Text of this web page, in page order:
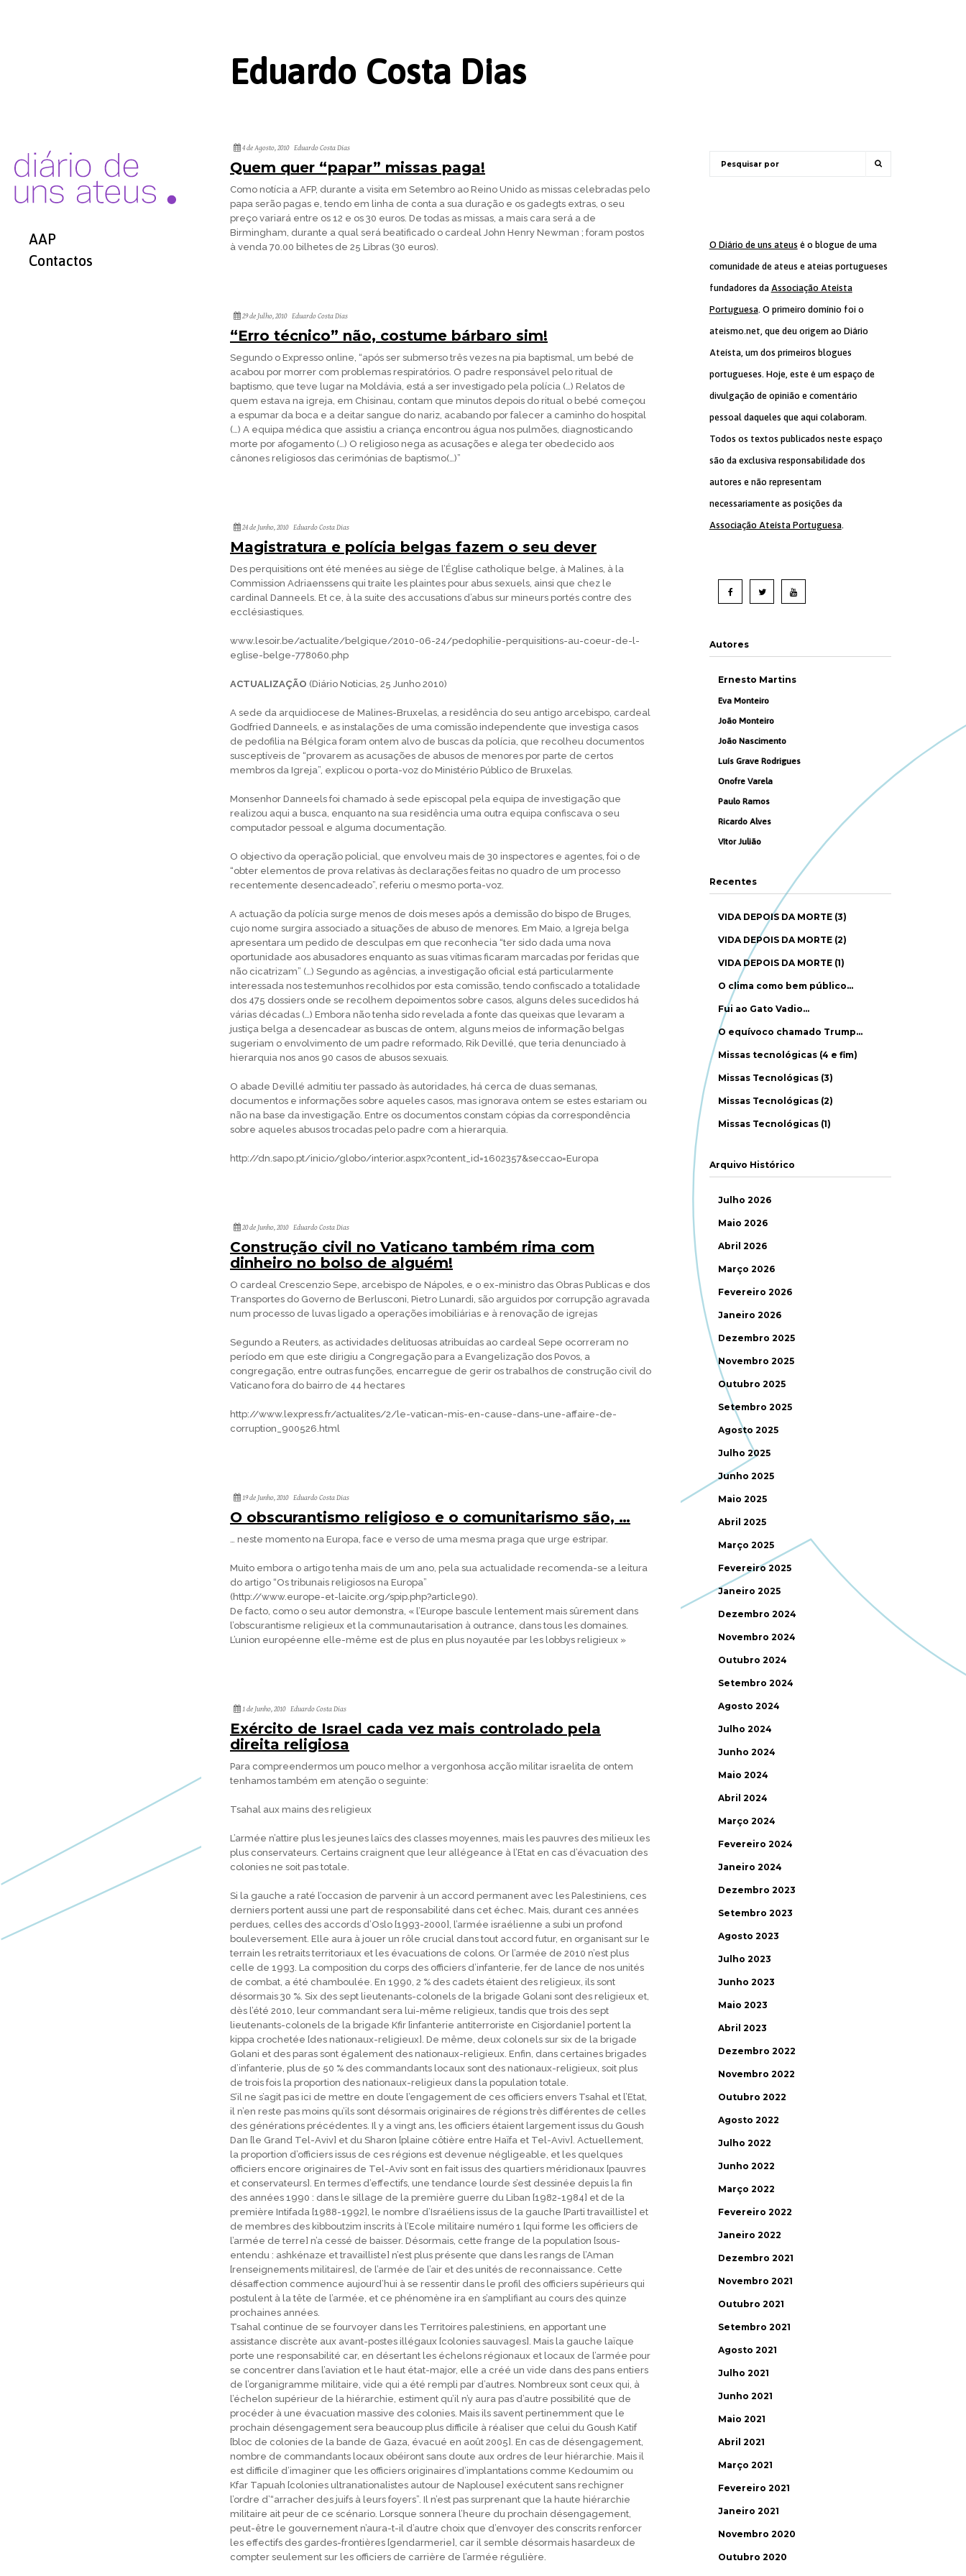
AAP
Contactos
Eduardo Costa Dias
4 de Agosto, 2010 Eduardo Costa Dias
Quem quer “papar” missas paga!
Como notícia a AFP, durante a visita em Setembro ao Reino Unido as missas celebradas pelo
papa serão pagas e, tendo em linha de conta a sua duração e os gadegts extras, o seu
preço variará entre os 12 e os 30 euros. De todas as missas, a mais cara será a de
Birmingham, durante a qual será beatificado o cardeal John Henry Newman ; foram postos
à venda 70.00 bilhetes de 25 Libras (30 euros).
29 de Julho, 2010 Eduardo Costa Dias
“Erro técnico” não, costume bárbaro sim!
Segundo o Expresso online, “após ser submerso três vezes na pia baptismal, um bebé de
acabou por morrer com problemas respiratórios. O padre responsável pelo ritual de
baptismo, que teve lugar na Moldávia, está a ser investigado pela polícia (…) Relatos de
quem estava na igreja, em Chisinau, contam que minutos depois do ritual o bebé começou
a espumar da boca e a deitar sangue do nariz, acabando por falecer a caminho do hospital
(…) A equipa médica que assistiu a criança encontrou água nos pulmões, diagnosticando
morte por afogamento (…) O religioso nega as acusações e alega ter obedecido aos
cânones religiosos das cerimónias de baptismo(…)”
24 de Junho, 2010 Eduardo Costa Dias
Magistratura e polícia belgas fazem o seu dever
Des perquisitions ont été menées au siège de l’Église catholique belge, à Malines, à la
Commission Adriaenssens qui traite les plaintes pour abus sexuels, ainsi que chez le
cardinal Danneels. Et ce, à la suite des accusations d’abus sur mineurs portés contre des
ecclésiastiques.
www.lesoir.be/actualite/belgique/2010-06-24/pedophilie-perquisitions-au-coeur-de-l-
eglise-belge-778060.php
ACTUALIZAÇÃO (Diário Noticias, 25 Junho 2010)
A sede da arquidiocese de Malines-Bruxelas, a residência do seu antigo arcebispo, cardeal
Godfried Danneels, e as instalações de uma comissão independente que investiga casos
de pedofilia na Bélgica foram ontem alvo de buscas da polícia, que recolheu documentos
susceptíveis de “provarem as acusações de abusos de menores por parte de certos
membros da Igreja”, explicou o porta-voz do Ministério Público de Bruxelas.
Monsenhor Danneels foi chamado à sede episcopal pela equipa de investigação que
realizou aqui a busca, enquanto na sua residência uma outra equipa confiscava o seu
computador pessoal e alguma documentação.
O objectivo da operação policial, que envolveu mais de 30 inspectores e agentes, foi o de
“obter elementos de prova relativas às declarações feitas no quadro de um processo
recentemente desencadeado”, referiu o mesmo porta-voz.
A actuação da polícia surge menos de dois meses após a demissão do bispo de Bruges,
cujo nome surgira associado a situações de abuso de menores. Em Maio, a Igreja belga
apresentara um pedido de desculpas em que reconhecia “ter sido dada uma nova
oportunidade aos abusadores enquanto as suas vítimas ficaram marcadas por feridas que
não cicatrizam” (…) Segundo as agências, a investigação oficial está particularmente
interessada nos testemunhos recolhidos por esta comissão, tendo confiscado a totalidade
dos 475 dossiers onde se recolhem depoimentos sobre casos, alguns deles sucedidos há
várias décadas (…) Embora não tenha sido revelada a fonte das queixas que levaram a
justiça belga a desencadear as buscas de ontem, alguns meios de informação belgas
sugeriam o envolvimento de um padre reformado, Rik Devillé, que teria denunciado à
hierarquia nos anos 90 casos de abusos sexuais.
O abade Devillé admitiu ter passado às autoridades, há cerca de duas semanas,
documentos e informações sobre aqueles casos, mas ignorava ontem se estes estariam ou
não na base da investigação. Entre os documentos constam cópias da correspondência
sobre aqueles abusos trocadas pelo padre com a hierarquia.
http://dn.sapo.pt/inicio/globo/interior.aspx?content_id=1602357&seccao=Europa
20 de Junho, 2010 Eduardo Costa Dias
Construção civil no Vaticano também rima com
dinheiro no bolso de alguém!
O cardeal Crescenzio Sepe, arcebispo de Nápoles, e o ex-ministro das Obras Publicas e dos
Transportes do Governo de Berlusconi, Pietro Lunardi, são arguidos por corrupção agravada
num processo de luvas ligado a operações imobiliárias e à renovação de igrejas
Segundo a Reuters, as actividades delituosas atribuídas ao cardeal Sepe ocorreram no
período em que este dirigiu a Congregação para a Evangelização dos Povos, a
congregação, entre outras funções, encarregue de gerir os trabalhos de construção civil do
Vaticano fora do bairro de 44 hectares
http://www.lexpress.fr/actualites/2/le-vatican-mis-en-cause-dans-une-affaire-de-
corruption_900526.html
19 de Junho, 2010 Eduardo Costa Dias
O obscurantismo religioso e o comunitarismo são, …
… neste momento na Europa, face e verso de uma mesma praga que urge estripar.
Muito embora o artigo tenha mais de um ano, pela sua actualidade recomenda-se a leitura
do artigo “Os tribunais religiosos na Europa”
(http://www.europe-et-laicite.org/spip.php?article90).
De facto, como o seu autor demonstra, « l’Europe bascule lentement mais sûrement dans
l’obscurantisme religieux et la communautarisation à outrance, dans tous les domaines.
L’union européenne elle-même est de plus en plus noyautée par les lobbys religieux »
1 de Junho, 2010 Eduardo Costa Dias
Exército de Israel cada vez mais controlado pela
direita religiosa
Para compreendermos um pouco melhor a vergonhosa acção militar israelita de ontem
tenhamos também em atenção o seguinte:
Tsahal aux mains des religieux
L’armée n’attire plus les jeunes laïcs des classes moyennes, mais les pauvres des milieux les
plus conservateurs. Certains craignent que leur allégeance à l’Etat en cas d’évacuation des
colonies ne soit pas totale.
Si la gauche a raté l’occasion de parvenir à un accord permanent avec les Palestiniens, ces
derniers portent aussi une part de responsabilité dans cet échec. Mais, durant ces années
perdues, celles des accords d’Oslo [1993-2000], l’armée israélienne a subi un profond
bouleversement. Elle aura à jouer un rôle crucial dans tout accord futur, en organisant sur le
terrain les retraits territoriaux et les évacuations de colons. Or l’armée de 2010 n’est plus
celle de 1993. La composition du corps des officiers d’infanterie, fer de lance de nos unités
de combat, a été chamboulée. En 1990, 2 % des cadets étaient des religieux, ils sont
désormais 30 %. Six des sept lieutenants-colonels de la brigade Golani sont des religieux et,
dès l’été 2010, leur commandant sera lui-même religieux, tandis que trois des sept
lieutenants-colonels de la brigade Kfir [infanterie antiterroriste en Cisjordanie] portent la
kippa crochetée [des nationaux-religieux]. De même, deux colonels sur six de la brigade
Golani et des paras sont également des nationaux-religieux. Enfin, dans certaines brigades
d’infanterie, plus de 50 % des commandants locaux sont des nationaux-religieux, soit plus
de trois fois la proportion des nationaux-religieux dans la population totale.
S’il ne s’agit pas ici de mettre en doute l’engagement de ces officiers envers Tsahal et l’Etat,
il n’en reste pas moins qu’ils sont désormais originaires de régions très différentes de celles
des générations précédentes. Il y a vingt ans, les officiers étaient largement issus du Goush
Dan [le Grand Tel-Aviv] et du Sharon [plaine côtière entre Haïfa et Tel-Aviv]. Actuellement,
la proportion d’officiers issus de ces régions est devenue négligeable, et les quelques
officiers encore originaires de Tel-Aviv sont en fait issus des quartiers méridionaux [pauvres
et conservateurs]. En termes d’effectifs, une tendance lourde s’est dessinée depuis la fin
des années 1990 : dans le sillage de la première guerre du Liban [1982-1984] et de la
première Intifada [1988-1992], le nombre d’Israéliens issus de la gauche [Parti travailliste] et
de membres des kibboutzim inscrits à l’Ecole militaire numéro 1 [qui forme les officiers de
l’armée de terre] n’a cessé de baisser. Désormais, cette frange de la population [sous-
entendu : ashkénaze et travailliste] n’est plus présente que dans les rangs de l’Aman
[renseignements militaires], de l’armée de l’air et des unités de reconnaissance. Cette
désaffection commence aujourd’hui à se ressentir dans le profil des officiers supérieurs qui
postulent à la tête de l’armée, et ce phénomène ira en s’amplifiant au cours des quinze
prochaines années.
Tsahal continue de se fourvoyer dans les Territoires palestiniens, en apportant une
assistance discrète aux avant-postes illégaux [colonies sauvages]. Mais la gauche laïque
porte une responsabilité car, en désertant les échelons régionaux et locaux de l’armée pour
se concentrer dans l’aviation et le haut état-major, elle a créé un vide dans des pans entiers
de l’organigramme militaire, vide qui a été rempli par d’autres. Nombreux sont ceux qui, à
l’échelon supérieur de la hiérarchie, estiment qu’il n’y aura pas d’autre possibilité que de
procéder à une évacuation massive des colonies. Mais ils savent pertinemment que le
prochain désengagement sera beaucoup plus difficile à réaliser que celui du Goush Katif
[bloc de colonies de la bande de Gaza, évacué en août 2005]. En cas de désengagement,
nombre de commandants locaux obéiront sans doute aux ordres de leur hiérarchie. Mais il
est difficile d’imaginer que les officiers originaires d’implantations comme Kedoumim ou
Kfar Tapuah [colonies ultranationalistes autour de Naplouse] exécutent sans rechigner
l’ordre d’“arracher des juifs à leurs foyers”. Il n’est pas surprenant que la haute hiérarchie
militaire ait peur de ce scénario. Lorsque sonnera l’heure du prochain désengagement,
peut-être le gouvernement n’aura-t-il d’autre choix que d’envoyer des conscrits renforcer
les effectifs des gardes-frontières [gendarmerie], car il semble désormais hasardeux de
compter seulement sur les officiers de carrière de l’armée régulière.
O Diário de uns ateus é o blogue de uma
comunidade de ateus e ateias portugueses
fundadores da Associação Ateísta
Portuguesa. O primeiro domínio foi o
ateismo.net, que deu origem ao Diário
Ateísta, um dos primeiros blogues
portugueses. Hoje, este é um espaço de
divulgação de opinião e comentário
pessoal daqueles que aqui colaboram.
Todos os textos publicados neste espaço
são da exclusiva responsabilidade dos
autores e não representam
necessariamente as posições da
Associação Ateísta Portuguesa.
Autores
Ernesto Martins
Eva Monteiro
João Monteiro
João Nascimento
Luís Grave Rodrigues
Onofre Varela
Paulo Ramos
Ricardo Alves
Vítor Julião
Recentes
VIDA DEPOIS DA MORTE (3)
VIDA DEPOIS DA MORTE (2)
VIDA DEPOIS DA MORTE (1)
O clima como bem público…
Fui ao Gato Vadio…
O equívoco chamado Trump…
Missas tecnológicas (4 e fim)
Missas Tecnológicas (3)
Missas Tecnológicas (2)
Missas Tecnológicas (1)
Arquivo Histórico
Julho 2026
Maio 2026
Abril 2026
Março 2026
Fevereiro 2026
Janeiro 2026
Dezembro 2025
Novembro 2025
Outubro 2025
Setembro 2025
Agosto 2025
Julho 2025
Junho 2025
Maio 2025
Abril 2025
Março 2025
Fevereiro 2025
Janeiro 2025
Dezembro 2024
Novembro 2024
Outubro 2024
Setembro 2024
Agosto 2024
Julho 2024
Junho 2024
Maio 2024
Abril 2024
Março 2024
Fevereiro 2024
Janeiro 2024
Dezembro 2023
Setembro 2023
Agosto 2023
Julho 2023
Junho 2023
Maio 2023
Abril 2023
Dezembro 2022
Novembro 2022
Outubro 2022
Agosto 2022
Julho 2022
Junho 2022
Março 2022
Fevereiro 2022
Janeiro 2022
Dezembro 2021
Novembro 2021
Outubro 2021
Setembro 2021
Agosto 2021
Julho 2021
Junho 2021
Maio 2021
Abril 2021
Março 2021
Fevereiro 2021
Janeiro 2021
Novembro 2020
Outubro 2020